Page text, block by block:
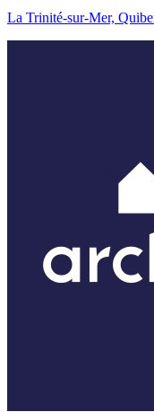
La Trinité-sur-Mer,